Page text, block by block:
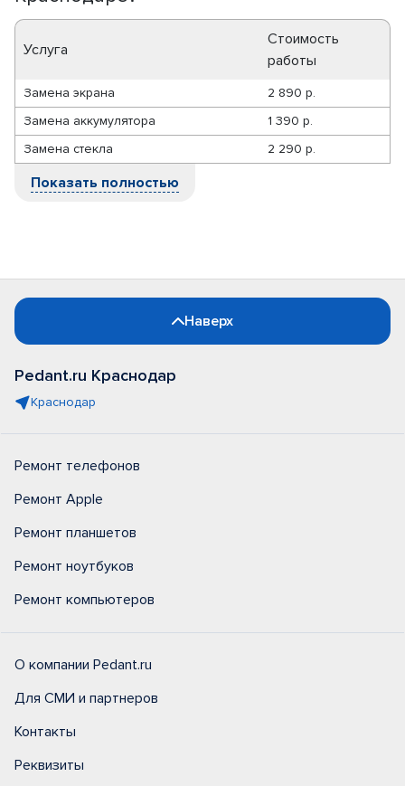
Услуга
Стоимость
работы
Замена экрана
2 890 р.
Замена аккумулятора
1 390 р.
Замена стекла
2 290 р.
Показать полностью
Наверх
Pedant.ru Краснодар
Краснодар
Ремонт телефонов
Ремонт Apple
Ремонт планшетов
Ремонт ноутбуков
Ремонт компьютеров
О компании Pedant.ru
Для СМИ и партнеров
Контакты
Реквизиты